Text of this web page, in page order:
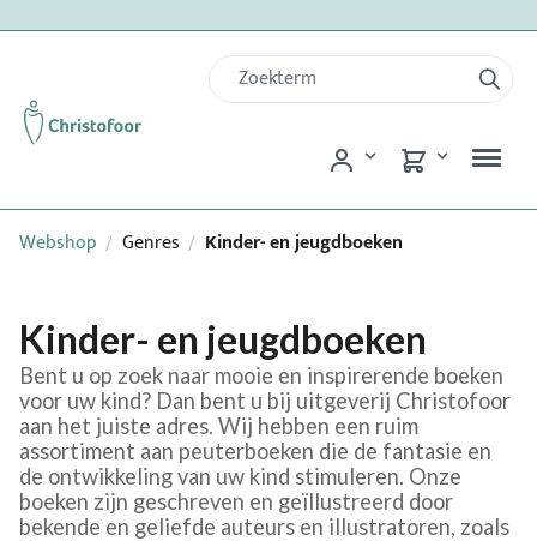
Webshop / Genres / Kinder- en jeugdboeken
Kinder- en jeugdboeken
Bent u op zoek naar mooie en inspirerende boeken
voor uw kind? Dan bent u bij uitgeverij Christofoor
aan het juiste adres. Wij hebben een ruim
assortiment aan peuterboeken die de fantasie en
de ontwikkeling van uw kind stimuleren. Onze
boeken zijn geschreven en geïllustreerd door
bekende en geliefde auteurs en illustratoren, zoals